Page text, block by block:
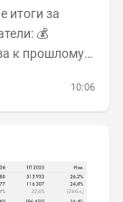
итоги за
10:06